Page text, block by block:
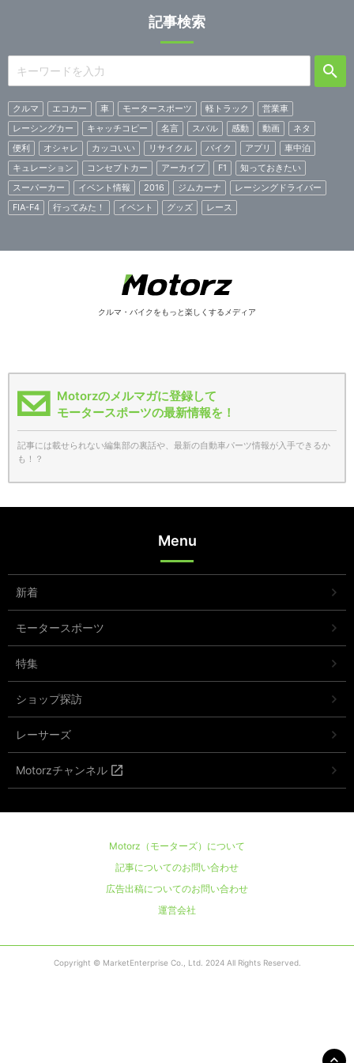
記事検索
クルマ エコカー 車 モータースポーツ 軽トラック
営業車
レーシングカー
キャッチコピー 名言 スバル 感動 動画
ネタ
便利
オシャレ カッコいい リサイクル バイク アプリ
車中泊
キュレーション
コンセプトカー アーカイブ F1
知っておきたい
スーパーカー
イベント情報 2016 ジムカーナ
レーシングドライバー
FIA-F4
行ってみた！ イベント グッズ レース
クルマ・バイクをもっと楽しくするメディア
Motorzのメルマガに登録して
モータースポーツの最新情報を！
記事には載せられない編集部の裏話や、最新の自動車パーツ情報が入手できるか
も！？
Menu
新着
モータースポーツ
特集
ショップ探訪
レーサーズ
Motorzチャンネル
Motorz（モーターズ）について
記事についてのお問い合わせ
広告出稿についてのお問い合わせ
運営会社
Copyright © MarketEnterprise Co., Ltd. 2024 All Rights Reserved.